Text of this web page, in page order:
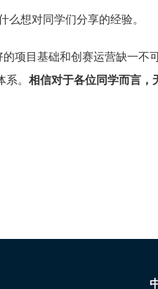
么想对同学们分享的经验。
项目基础和创赛运营缺一
。 相信对于各位同学而言，